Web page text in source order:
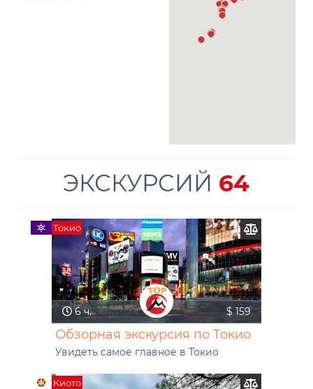
ЭКСКУРСИЙ 64
Токио
6 ч. $ 159
Обзорная экскурсия по Токио
Увидеть самое главное в Токио
Киото